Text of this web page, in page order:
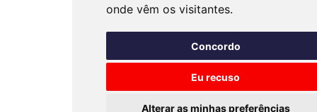
onde vêm os visitantes.
Concordo
Eu recuso
Alterar as minhas preferências